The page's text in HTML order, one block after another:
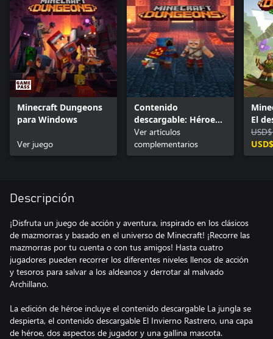
Minecraft Dungeons
para Windows
Ver juego
Contenido
descargable: Héroe
para Windows
Ver artículos
complementarios
El
Descripción
¡Disfruta un juego de acción y aventura, inspirado en los clásicos
de mazmorras y basado en el universo de Minecraft! ¡Recorre las
mazmorras por tu cuenta o con tus amigos! Hasta cuatro
jugadores pueden recorrer los diferentes niveles llenos de acción
y tesoros para salvar a los aldeanos y derrotar al malvado
Archillano.
La edición de héroe incluye el contenido descargable La jungla se
despierta, el contenido descargable El Invierno Rastrero, una capa
de héroe, dos aspectos de jugador y una gallina mascota.